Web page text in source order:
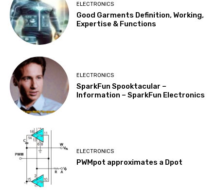
ELECTRONICS
Good Garments Definition, Working,
Expertise & Functions
ELECTRONICS
SparkFun Spooktacular –
Information – SparkFun Electronics
ELECTRONICS
PWMpot approximates a Dpot